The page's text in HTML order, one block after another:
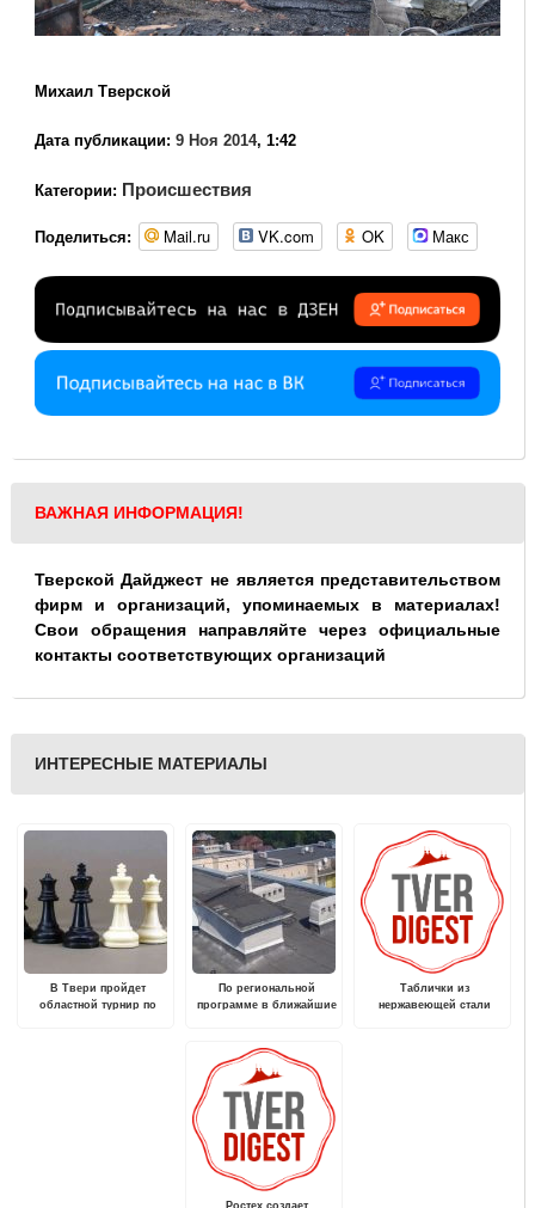
Михаил Тверской
Дата публикации: 9 Ноя 2014, 1:42
Категории: Происшествия
Поделиться: Mail.ru VK.com OK Макс
ВАЖНАЯ ИНФОРМАЦИЯ!
Тверской Дайджест не является представительством
фирм и организаций, упоминаемых в материалах!
Свои обращения направляйте через официальные
контакты соответствующих организаций
ИНТЕРЕСНЫЕ МАТЕРИАЛЫ
В Твери пройдет
областной турнир по
По региональной
программе в ближайшие
многоквартирных домах
Таблички из
нержавеющей стали